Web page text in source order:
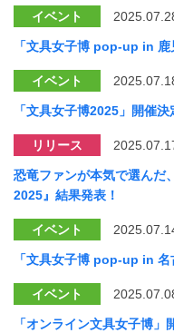
イベント
「文具女子博 pop-up in 鹿
イベント
「文具女子博2025」開催決
リリース
恐竜ファンが本気で選ん
2025』結果発表！
イベント
「文具女子博 pop-up in 名
イベント
「オンライン文具女子博